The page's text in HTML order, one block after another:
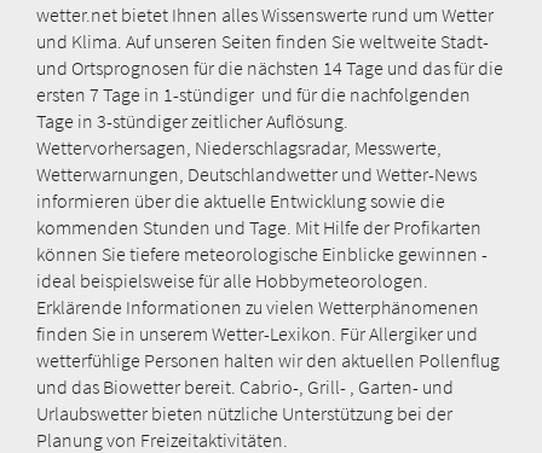
wetter.net bietet Ihnen alles Wissenswerte rund um Wetter
und Klima. Auf unseren Seiten finden Sie weltweite Stadt-
und Ortsprognosen für die nächsten 14 Tage und das für die
ersten 7 Tage in 1-stündiger und für die nachfolgenden
Tage in 3-stündiger zeitlicher Auflösung.
Wettervorhersagen, Niederschlagsradar, Messwerte,
Wetterwarnungen, Deutschlandwetter und Wetter-News
informieren über die aktuelle Entwicklung sowie die
kommenden Stunden und Tage. Mit Hilfe der Profikarten
können Sie tiefere meteorologische Einblicke gewinnen -
ideal beispielsweise für alle Hobbymeteorologen.
Erklärende Informationen zu vielen Wetterphänomenen
finden Sie in unserem Wetter-Lexikon. Für Allergiker und
wetterfühlige Personen halten wir den aktuellen Pollenflug
und das Biowetter bereit. Cabrio-, Grill- , Garten- und
Urlaubswetter bieten nützliche Unterstützung bei der
Planung von Freizeitaktivitäten.